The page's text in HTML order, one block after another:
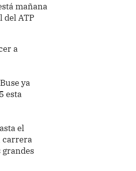
mañana
del ATP
a
ya
esta
el
carrera
grandes